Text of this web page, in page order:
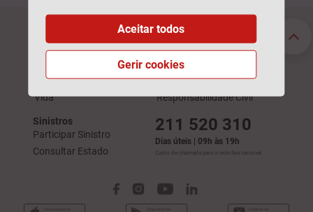
Seguros Particulares
Automóvel
Saúde
Vida
Seguros Empresas
Acidentes de Trabalho
Automóvel
Saúde
Responsabilidade Civil
Sinistros
Participar Sinistro
Consultar Estado
211 520 310
Dias úteis | 09h às 19h
Custo de chamada para a rede fixa nacional
Gerir cookies
Aceitar todos